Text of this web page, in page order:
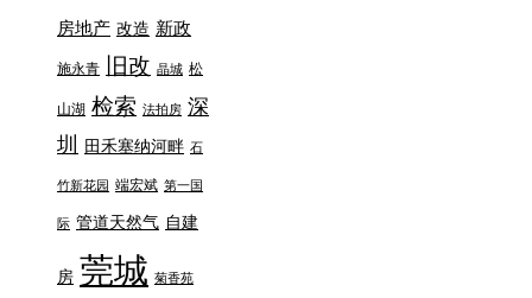
房地产 改造 新政
施永青 旧改 晶城 松
山湖 检索 法拍房 深
圳
田禾塞纳河畔 石
竹新花园 端宏斌 第一国
际 管道天然气 自建
房 莞城 菊香苑